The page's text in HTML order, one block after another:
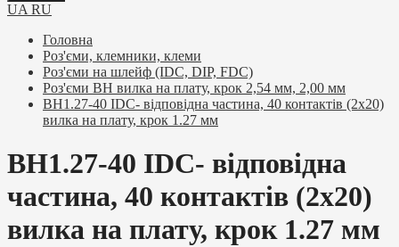
UA RU
Головна
Роз'єми, клемники, клеми
Роз'єми на шлейф (IDC, DIP, FDC)
Роз'єми BH вилка на плату, крок 2,54 мм, 2,00 мм
BH1.27-40 IDC- відповідна частина, 40 контактів (2х20)
вилка на плату, крок 1.27 мм
BH1.27-40 IDC- відповідна
частина, 40 контактів (2х20)
вилка на плату, крок 1.27 мм